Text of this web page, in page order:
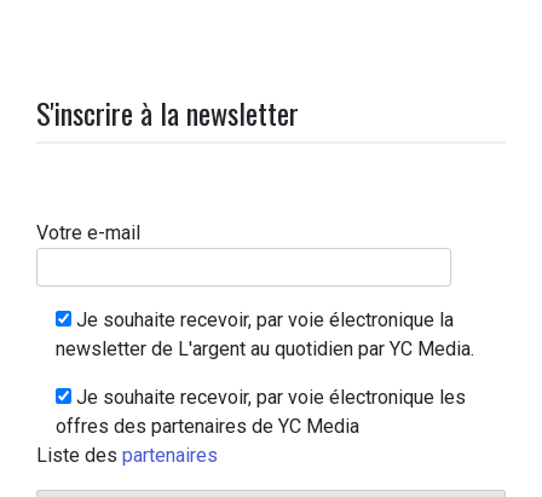
S'inscrire à la newsletter
Votre e-mail
Je souhaite recevoir, par voie électronique la
newsletter de L'argent au quotidien par YC Media.
Je souhaite recevoir, par voie électronique les
offres des partenaires de YC Media
Liste des partenaires